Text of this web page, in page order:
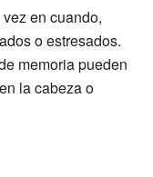
en cuando,
o estresados.
memoria pueden
la cabeza o